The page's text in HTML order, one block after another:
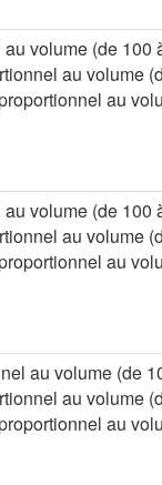
volume (de 100
au volume
au
volume (de 100
au volume
au
au volume (de
au volume
au